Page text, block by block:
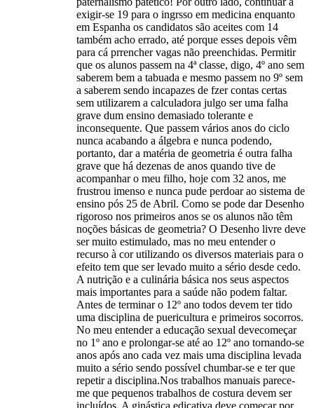
exigir-se 19 para o ingrsso em medicina enquanto
em Espanha os candidatos são aceites com 14
também acho errado, até porque esses depois vêm
para cá prrencher vagas não preenchidas. Permitir
que os alunos passem na 4ª classe, digo, 4º ano sem
saberem bem a tabuada e mesmo passem no 9º sem
a saberem sendo incapazes de fzer contas certas
sem utilizarem a calculadora julgo ser uma falha
grave dum ensino demasiado tolerante e
inconsequente. Que passem vários anos do ciclo
nunca acabando a álgebra e nunca podendo,
portanto, dar a matéria de geometria é outra falha
grave que há dezenas de anos quando tive de
acompanhar o meu filho, hoje com 32 anos, me
frustrou imenso e nunca pude perdoar ao sistema de
ensino pós 25 de Abril. Como se pode dar Desenho
rigoroso nos primeiros anos se os alunos não têm
noções básicas de geometria? O Desenho livre deve
ser muito estimulado, mas no meu entender o
recurso à cor utilizando os diversos materiais para o
efeito tem que ser levado muito a sério desde cedo.
A nutrição e a culinária básica nos seus aspectos
mais importantes para a saúde não podem faltar.
Antes de terminar o 12º ano todos devem ter tido
uma disciplina de puericultura e primeiros socorros.
No meu entender a educação sexual devecomeçar
no 1º ano e prolongar-se até ao 12º ano tornando-se
anos após ano cada vez mais uma disciplina levada
muito a sério sendo possível chumbar-se e ter que
repetir a disciplina.Nos trabalhos manuais parece-
me que pequenos trabalhos de costura devem ser